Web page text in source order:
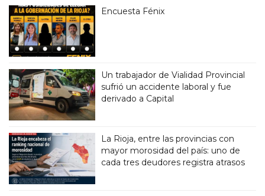
Encuesta Fénix
Un trabajador de Vialidad Provincial
sufrió un accidente laboral y fue
derivado a Capital
La Rioja, entre las provincias con
mayor morosidad del país: uno de
cada tres deudores registra atrasos